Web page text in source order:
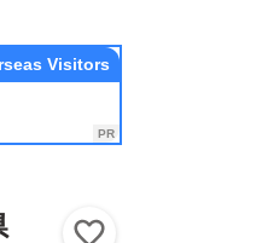
Visitors